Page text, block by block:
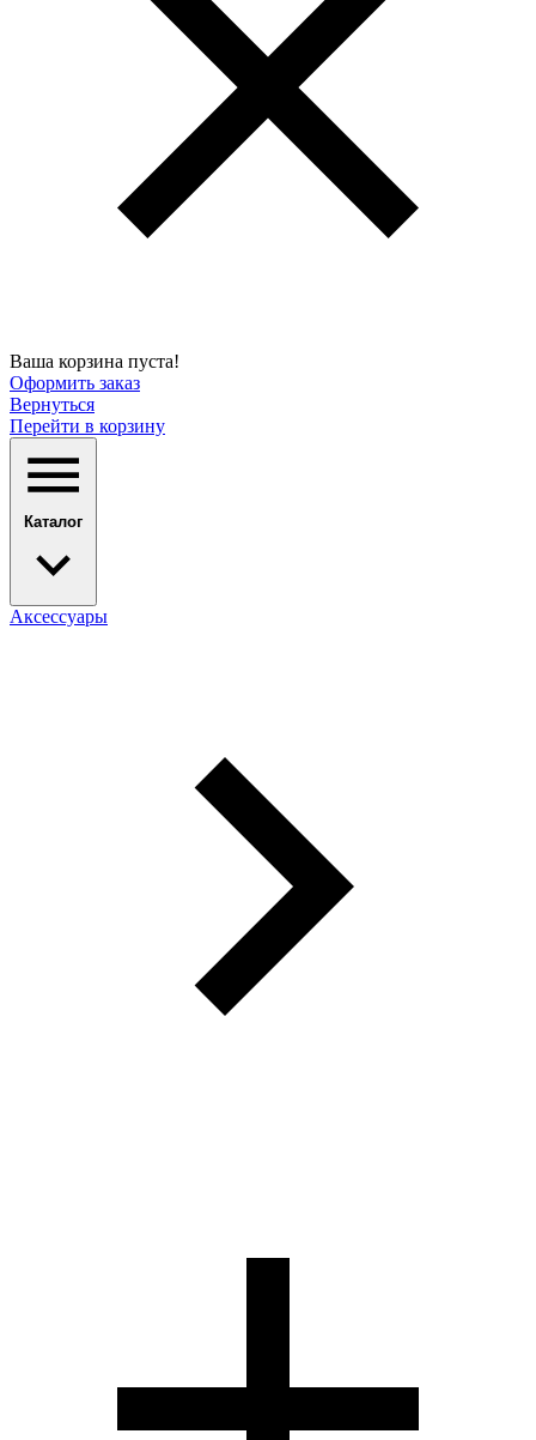
Ваша корзина пуста!
Оформить заказ
Вернуться
Перейти в корзину
Каталог
Аксессуары